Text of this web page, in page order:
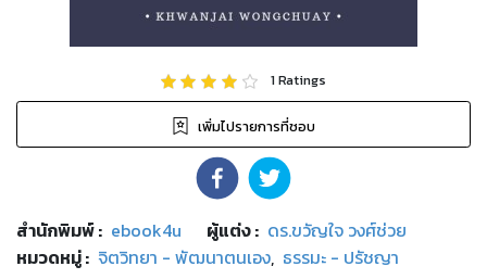
1Ratings
เพิ่มไปรายการที่ชอบ
สำนักพิมพ์: ebook4u ผู้แต่ง : ดร.ขวัญใจ วงศ์ช่วย
หมวดหมู่: จิตวิทยา - พัฒนาตนเอง, ธรรมะ - ปรัชญา